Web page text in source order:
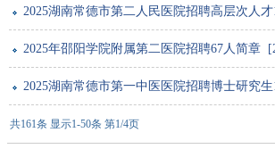
2025湖南常德市第二人民医院招聘高层次人
2025年邵阳学院附属第二医院招聘67人简章
2025湖南常德市第一中医医院招聘博士研究
共161条 显示1-50条 第1/4页